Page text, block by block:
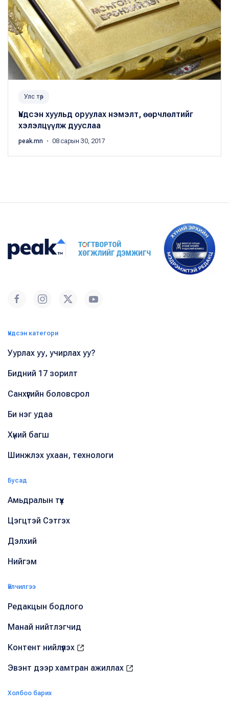
Улс төр
Үндсэн хуульд оруулах нэмэлт, өөрчлөлтийг
хэлэлцүүлж дууслаа
peak.mn ・ 08 сарын 30, 2017
Үндсэн категори
Уурлах уу, учирлах уу?
Бидний 17 зорилт
Санхүүгийн боловсрол
Би нэг удаа
Хүний багш
Шинжлэх ухаан, технологи
Бусад
Амьдралын түүх
Цэгцтэй Сэтгэх
Дэлхий
Нийгэм
Үйлчилгээ
Редакцын бодлого
Манай нийтлэгчид
Контент нийлүүлэх
Эвэнт дээр хамтран ажиллах
Холбоо барих